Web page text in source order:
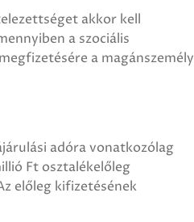
akkor kell
a szociális
a magánszemély
adóra vonatkozólag
Ft osztalékelőleg
előleg kifizetésének